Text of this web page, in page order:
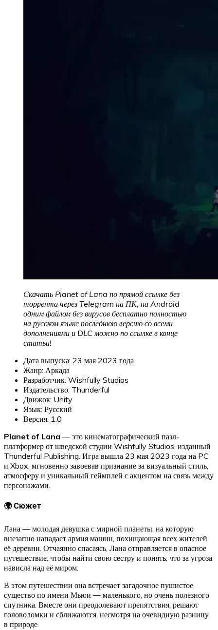
Скачать Planet of Lana по прямой ссылке без
торрента через Telegram на ПК, на Android
одним файлом без вирусов бесплатно полностью
на русском языке последнюю версию со всеми
дополнениями и DLC можно по ссылке в конце
статьи!
Дата выпуска: 23 мая 2023 года
Жанр: Аркада
Разработчик: Wishfully Studios
Издательство: Thunderful
Движок: Unity
Язык: Русский
Версия: 1.0
Planet of Lana — это кинематографический пазл-
платформер от шведской студии Wishfully Studios, изданный
Thunderful Publishing. Игра вышла 23 мая 2023 года на PC
и Xbox, мгновенно завоевав признание за визуальный стиль,
атмосферу и уникальный геймплей с акцентом на связь между
персонажами.
🌍 Сюжет
Лана — молодая девушка с мирной планеты, на которую
внезапно нападает армия машин, похищающая всех жителей
её деревни. Отчаянно спасаясь, Лана отправляется в опасное
путешествие, чтобы найти свою сестру и понять, что за угроза
нависла над её миром.
В этом путешествии она встречает загадочное пушистое
существо по имени Мьюи — маленького, но очень полезного
спутника. Вместе они преодолевают препятствия, решают
головоломки и сближаются, несмотря на очевидную разницу
в природе.